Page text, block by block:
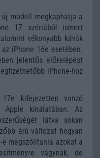
modell megkaphatja a
17 szériából ismert
vékonyabb kávák
iPhone 16e esetében.
jelentős előrelépést
iPhone-hoz
kifejezetten vonzó
Apple kínálatában. Az
látva sokan
árú változat hogyan
megszólítania azokat a
vágynak, de